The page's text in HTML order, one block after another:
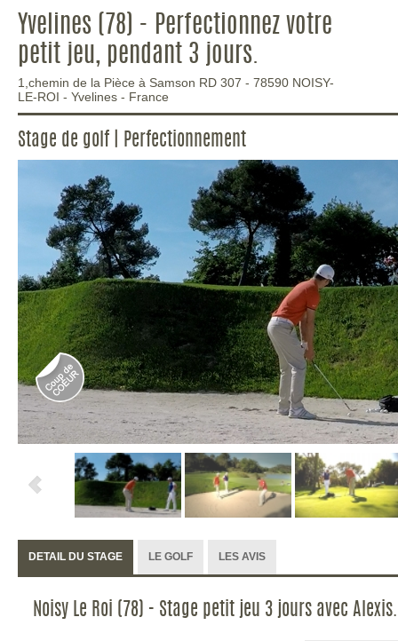
Yvelines (78) - Perfectionnez votre
petit jeu, pendant 3 jours.
1,chemin de la Pièce à Samson RD 307 - 78590 NOISY-
LE-ROI - Yvelines - France
Stage de golf | Perfectionnement
DETAIL DU STAGE LE GOLF LES AVIS
Noisy Le Roi (78) - Stage petit jeu 3 jours avec Alexis.